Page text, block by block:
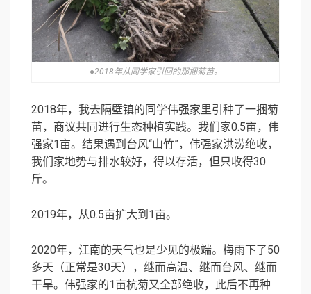
●2018年从同学家引回的那捆菊苗。
2018年，我去隔壁镇的同学伟强家里引种了一捆菊
苗，商议共同进行生态种植实践。我们家0.5亩，伟
强家1亩。结果遇到台风“山竹”，伟强家洪涝绝收，
我们家地势与排水较好，得以存活，但只收得30
斤。
2019年，从0.5亩扩大到1亩。
2020年，江南的天气也是少见的极端。梅雨下了50
多天（正常是30天），继而高温、继而台风、继而
干旱。伟强家的1亩杭菊又全部绝收，此后不再种